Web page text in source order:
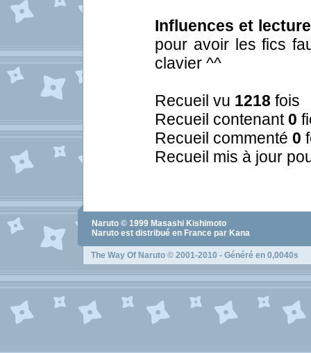
Influences et
pour avoir les fics
clavier ^^
Recueil vu 1218 fois
Recueil contenant 0
Recueil commenté 0
Recueil mis à jour
Naruto © 1999 Masashi Kishimoto
Naruto est distribué en France par Kana
The Way Of Naruto © 2001-2010 - Généré en 0,0040s